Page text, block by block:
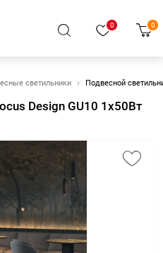
0 0
светильники Подвесной
Design GU10 1x50Вт